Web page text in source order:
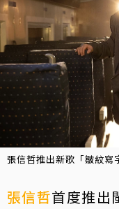
張信哲推出新歌「皺紋寫
張信哲首度推出